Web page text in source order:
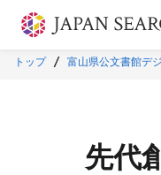
本文に飛ぶ
トップ 富山県公文書館デ
先代